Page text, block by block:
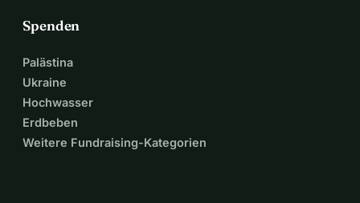
Spenden
Palästina
Ukraine
Hochwasser
Erdbeben
Weitere Fundraising-Kategorien